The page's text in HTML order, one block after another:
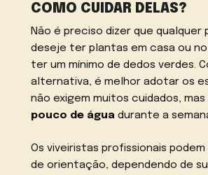
COMO CUIDAR DELAS?
Não é preciso dizer que qualquer
deseje ter plantas em casa ou no
ter um mínimo de dedos verdes.
alternativa, é melhor adotar os
não exigem muitos cuidados, mas
pouco de água durante a
Os viveiristas profissionais
de orientação, dependendo de